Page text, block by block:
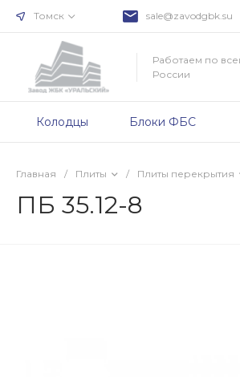
Томск sale@zavodgbk.su
Работаем по
России
Колодцы Блоки ФБС
Главная / Плиты / Плиты перекрытия
ПБ 35.12-8